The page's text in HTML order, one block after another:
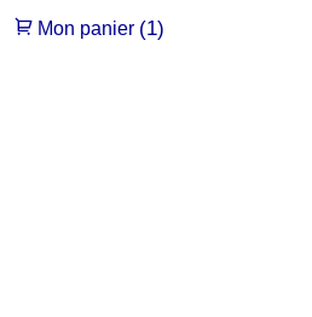
Mon panier (1)